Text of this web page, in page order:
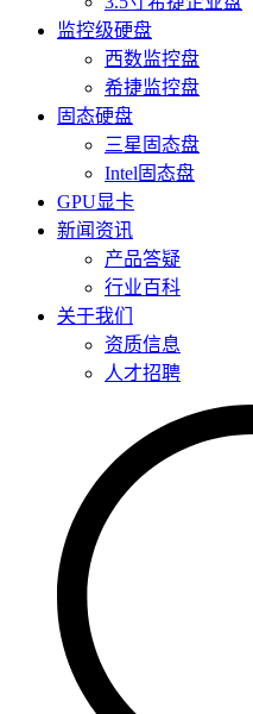
监控级硬盘
西数监控盘
希捷监控盘
固态硬盘
三星固态盘
Intel固态盘
GPU显卡
新闻资讯
产品答疑
行业百科
关于我们
资质信息
人才招聘